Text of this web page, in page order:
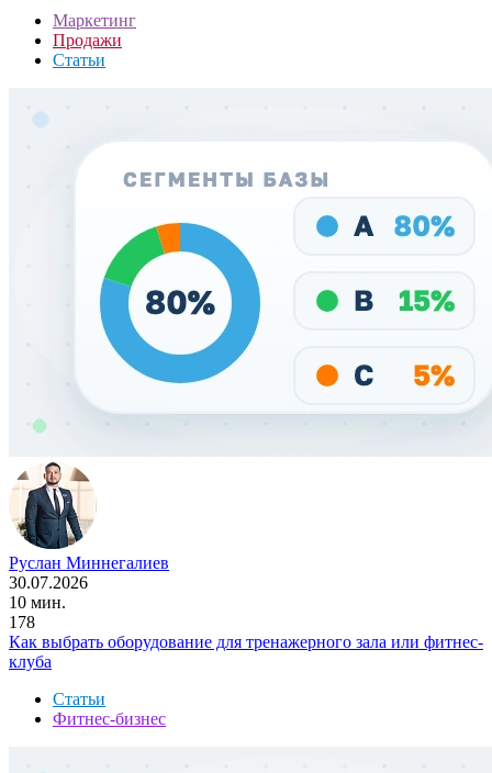
Маркетинг
Продажи
Статьи
Руслан Миннегалиев
30.07.2026
10 мин.
178
Как выбрать оборудование для тренажерного зала или фитнес-
клуба
Статьи
Фитнес-бизнес